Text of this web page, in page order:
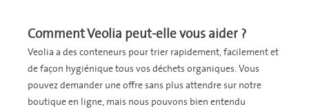
Comment Veolia peut-elle vous aider ?
Veolia a des conteneurs pour trier rapidement, facilement et
de façon hygiénique tous vos déchets organiques. Vous
pouvez demander une offre sans plus attendre sur notre
boutique en ligne, mais nous pouvons bien entendu